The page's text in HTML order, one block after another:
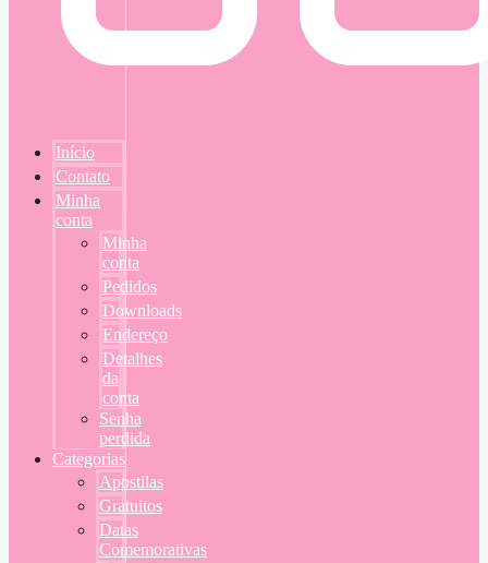
Início
Contato
Minha
conta
Minha
conta
Pedidos
Downloads
Endereço
Detalhes
da
conta
Senha
perdida
Categorias
Apostilas
Gratuitos
Datas
Comemorativas